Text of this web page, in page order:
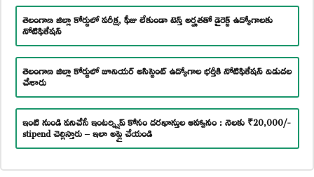
తెలంగాణ జిల్లా కోర్టులో పరీక్ష, ఫీజు లేకుండా టెన్త్ అర్హతతో డైరెక్ట్ ఉద్యోగాలకు
నోటిఫికేషన్
తెలంగాణ జిల్లా కోర్టులో జూనియర్ అసిస్టెంట్ ఉద్యోగాల భర్తీకి నోటిఫికేషన్ విడుదల
చేశారు
ఇంటి నుండి పనిచేసే ఇంటర్న్షిప్ కోసం దరఖాస్తుల ఆహ్వానం : నెలకు ₹20,000/-
stipend చెల్లిస్తారు – ఇలా అప్లై చేయండి